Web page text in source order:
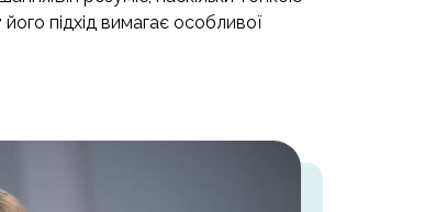
підхід вимагає особливої